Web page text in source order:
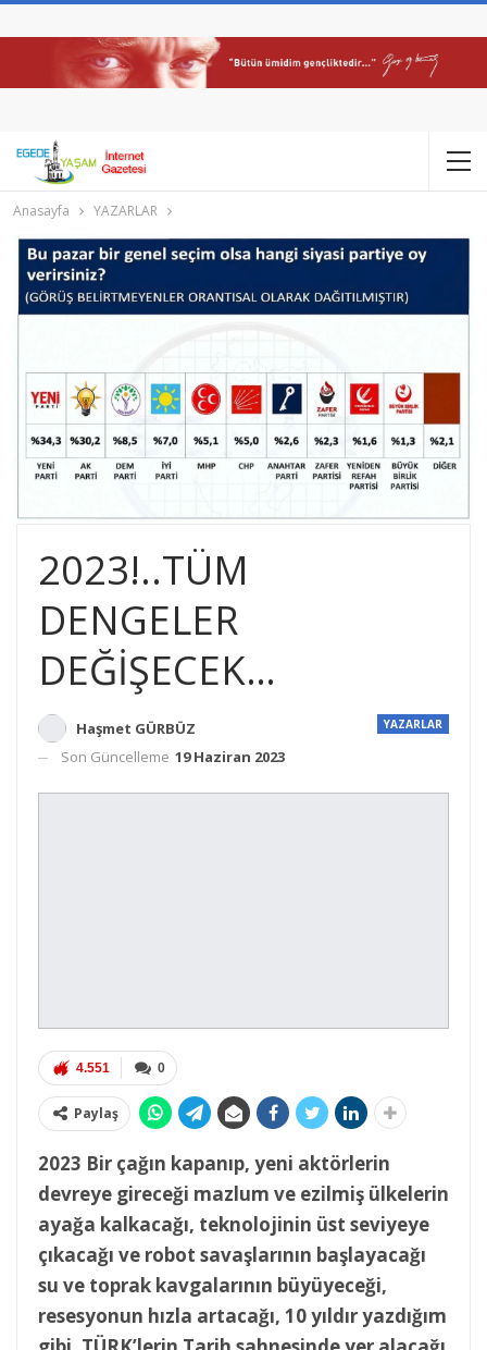
Anasayfa YAZARLAR
2023!..TÜM
DENGELER
DEĞİŞECEK…
YAZARLAR
Haşmet GÜRBÜZ
Son Güncelleme 19 Haziran 2023
0
4.551
Paylaş
2023 Bir çağın kapanıp, yeni aktörlerin
devreye gireceği mazlum ve ezilmiş ülkelerin
ayağa kalkacağı, teknolojinin üst seviyeye
çıkacağı ve robot savaşlarının başlayacağı
su ve toprak kavgalarının büyüyeceği,
resesyonun hızla artacağı, 10 yıldır yazdığım